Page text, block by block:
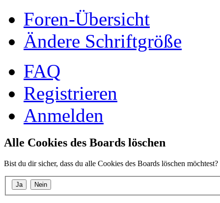
Foren-Übersicht
Ändere Schriftgröße
FAQ
Registrieren
Anmelden
Alle Cookies des Boards löschen
Bist du dir sicher, dass du alle Cookies des Boards löschen möchtest?